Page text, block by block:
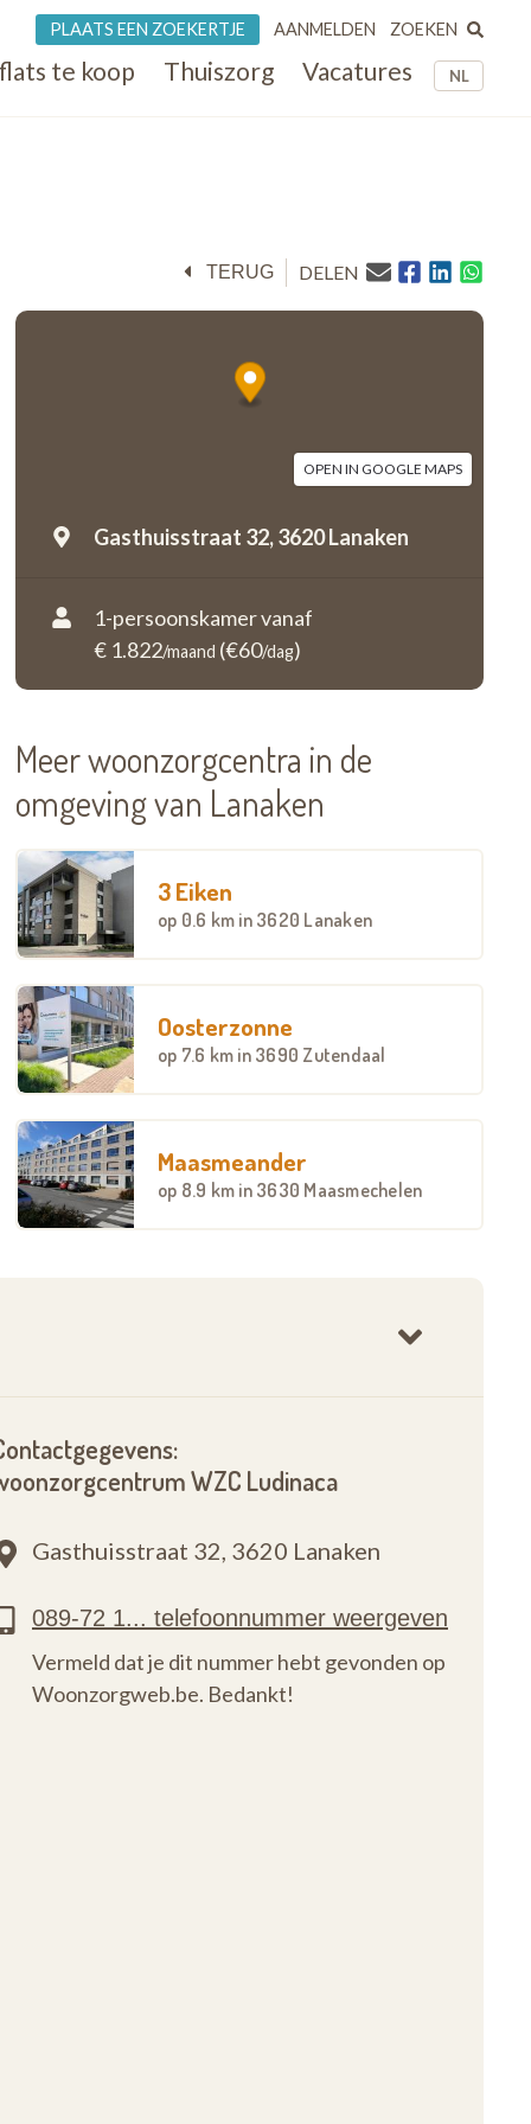
NL
te koop Thuiszorg Vacatures
PLAATS EEN ZOEKERTJE AANMELDEN ZOEKEN
TERUG DELEN
OPEN IN GOOGLE MAPS
Gasthuisstraat 32,3620 Lanaken
1-persoonskamer vanaf
€ 1.822/maand (€60/dag)
Meer woonzorgcentra in de
omgeving van Lanaken
3 Eiken
op 0.6 km in 3620 Lanaken
Oosterzonne
op 7.6 km in 3690 Zutendaal
Maasmeander
op 8.9 km in 3630 Maasmechelen
WZC Ludinaca
Gasthuisstraat 32, 3620 Lanaken
Vermeld dat je dit nummer hebt gevonden op
Woonzorgweb.be. Bedankt!